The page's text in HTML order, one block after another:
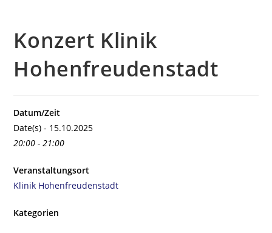
Konzert Klinik
Hohenfreudenstadt
Datum/Zeit
Date(s) - 15.10.2025
20:00 - 21:00
Veranstaltungsort
Klinik Hohenfreudenstadt
Kategorien